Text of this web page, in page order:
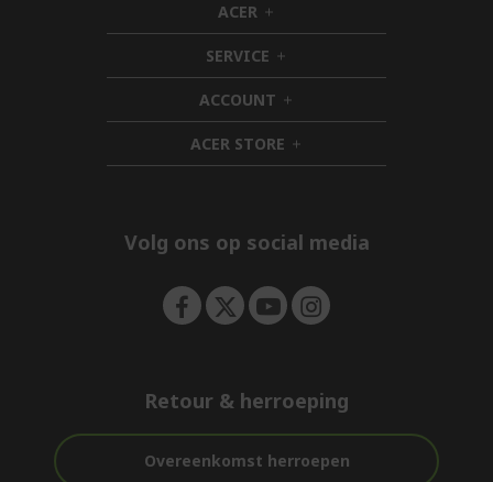
ACER h
i
d
d
e
n
SERVICE h
i
d
d
e
n
ACCOUNT h
i
d
d
ACER STORE h
i
e
Volg ons op social media
Retour & herroeping
Overeenkomst herroepen